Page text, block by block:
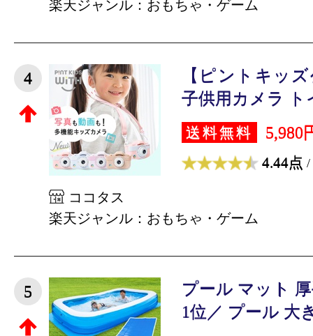
楽天ジャンル：おもちゃ・ゲーム
4
【ピントキッ
子供用カメラ ト
送料無料 5,980
4.44点 /
ココタス
楽天ジャンル：おもちゃ・ゲーム
5
プール マット
1位／ プール 大